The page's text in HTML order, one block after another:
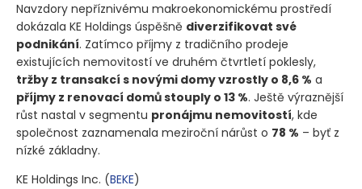
Navzdory nepříznivému makroekonomickému prostředí
dokázala KE Holdings úspěšně diverzifikovat své
podnikání. Zatímco příjmy z tradičního prodeje
existujících nemovitostí ve druhém čtvrtletí poklesly,
tržby z transakcí s novými domy vzrostly o 8,6 % a
příjmy z renovací domů stouply o 13 %. Ještě výraznější
růst nastal v segmentu pronájmu nemovitostí, kde
společnost zaznamenala meziroční nárůst o 78 % – byť z
nízké základny.
KE Holdings Inc. (BEKE)